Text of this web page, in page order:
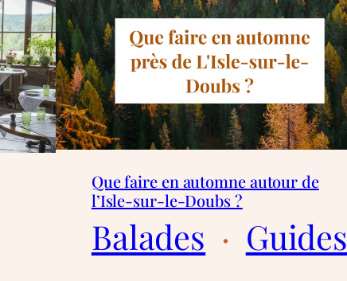
Que faire en automne autour de
l’Isle-sur-le-Doubs ?
Balades
  ·
Guides